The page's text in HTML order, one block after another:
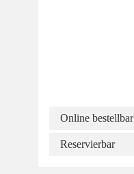
Online bestellbar
Reservierbar